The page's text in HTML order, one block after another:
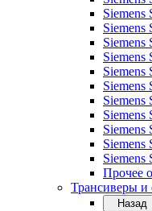
Siemens
Siemens
Siemens
Siemens
Siemens
Siemens
Siemens
Siemens
Siemens
Siemens
Siemens
Прочее
Трансиверы и
Назад